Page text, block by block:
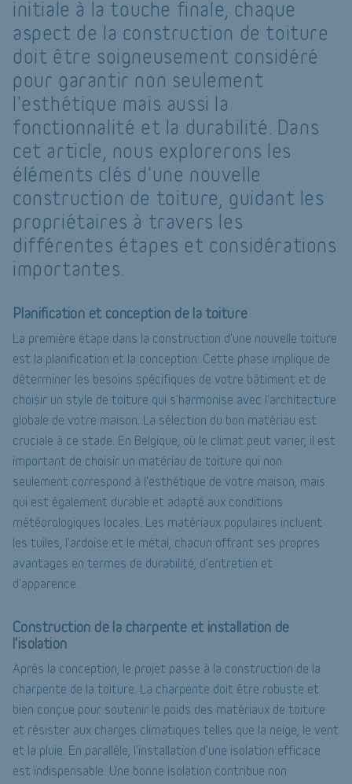
initiale à la touche finale, chaque
aspect de la construction de toiture
doit être soigneusement considéré
pour garantir non seulement
l'esthétique mais aussi la
fonctionnalité et la durabilité. Dans
cet article, nous explorerons les
éléments clés d'une nouvelle
construction de toiture, guidant les
propriétaires à travers les
différentes étapes et considérations
importantes.
Planification et conception de la toiture
La première étape dans la construction d'une nouvelle toiture
est la planification et la conception. Cette phase implique de
déterminer les besoins spécifiques de votre bâtiment et de
choisir un style de toiture qui s'harmonise avec l'architecture
globale de votre maison. La sélection du bon matériau est
cruciale à ce stade. En Belgique, où le climat peut varier, il est
important de choisir un matériau de toiture qui non
seulement correspond à l'esthétique de votre maison, mais
qui est également durable et adapté aux conditions
météorologiques locales. Les matériaux populaires incluent
les tuiles, l'ardoise et le métal, chacun offrant ses propres
avantages en termes de durabilité, d'entretien et
d'apparence.
Construction de la charpente et installation de
l'isolation
Après la conception, le projet passe à la construction de la
charpente de la toiture. La charpente doit être robuste et
bien conçue pour soutenir le poids des matériaux de toiture
et résister aux charges climatiques telles que la neige, le vent
et la pluie. En parallèle, l'installation d'une isolation efficace
est indispensable. Une bonne isolation contribue non